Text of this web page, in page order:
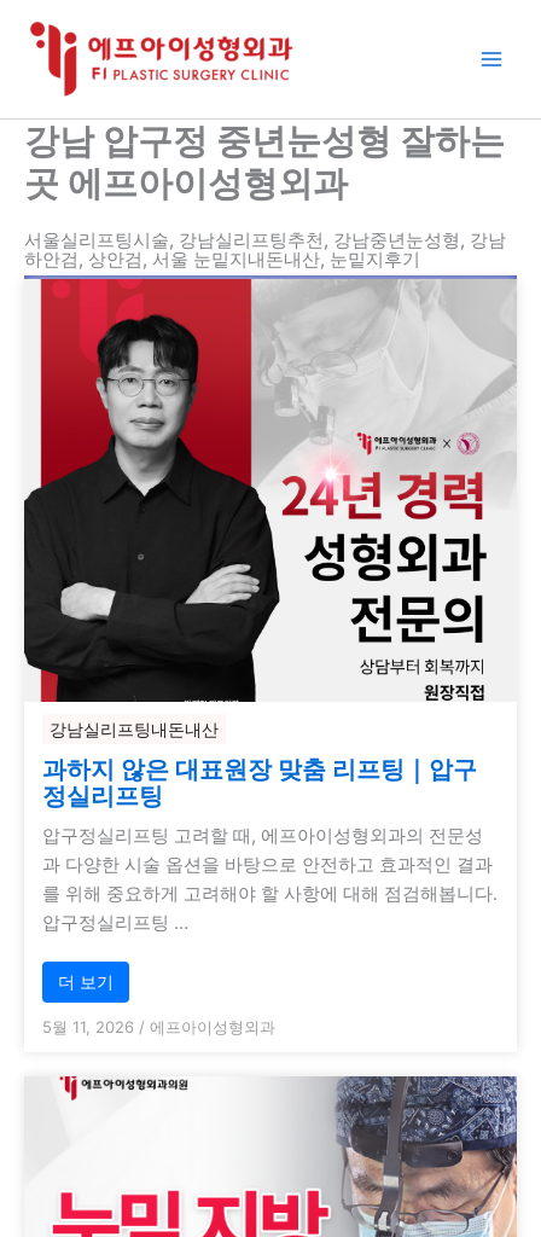
강남 압구정 중년눈성형 잘하는
곳 에프아이성형외과
서울실리프팅시술, 강남실리프팅추천, 강남중년눈성형, 강남
하안검, 상안검, 서울 눈밑지내돈내산, 눈밑지후기
강남실리프팅내돈내산
과하지 않은 대표원장 맞춤 리프팅｜압구
정실리프팅
압구정실리프팅 고려할 때, 에프아이성형외과의 전문성
과 다양한 시술 옵션을 바탕으로 안전하고 효과적인 결과
를 위해 중요하게 고려해야 할 사항에 대해 점검해봅니다.
압구정실리프팅 …
더 보기
5월 11, 2026 / 에프아이성형외과